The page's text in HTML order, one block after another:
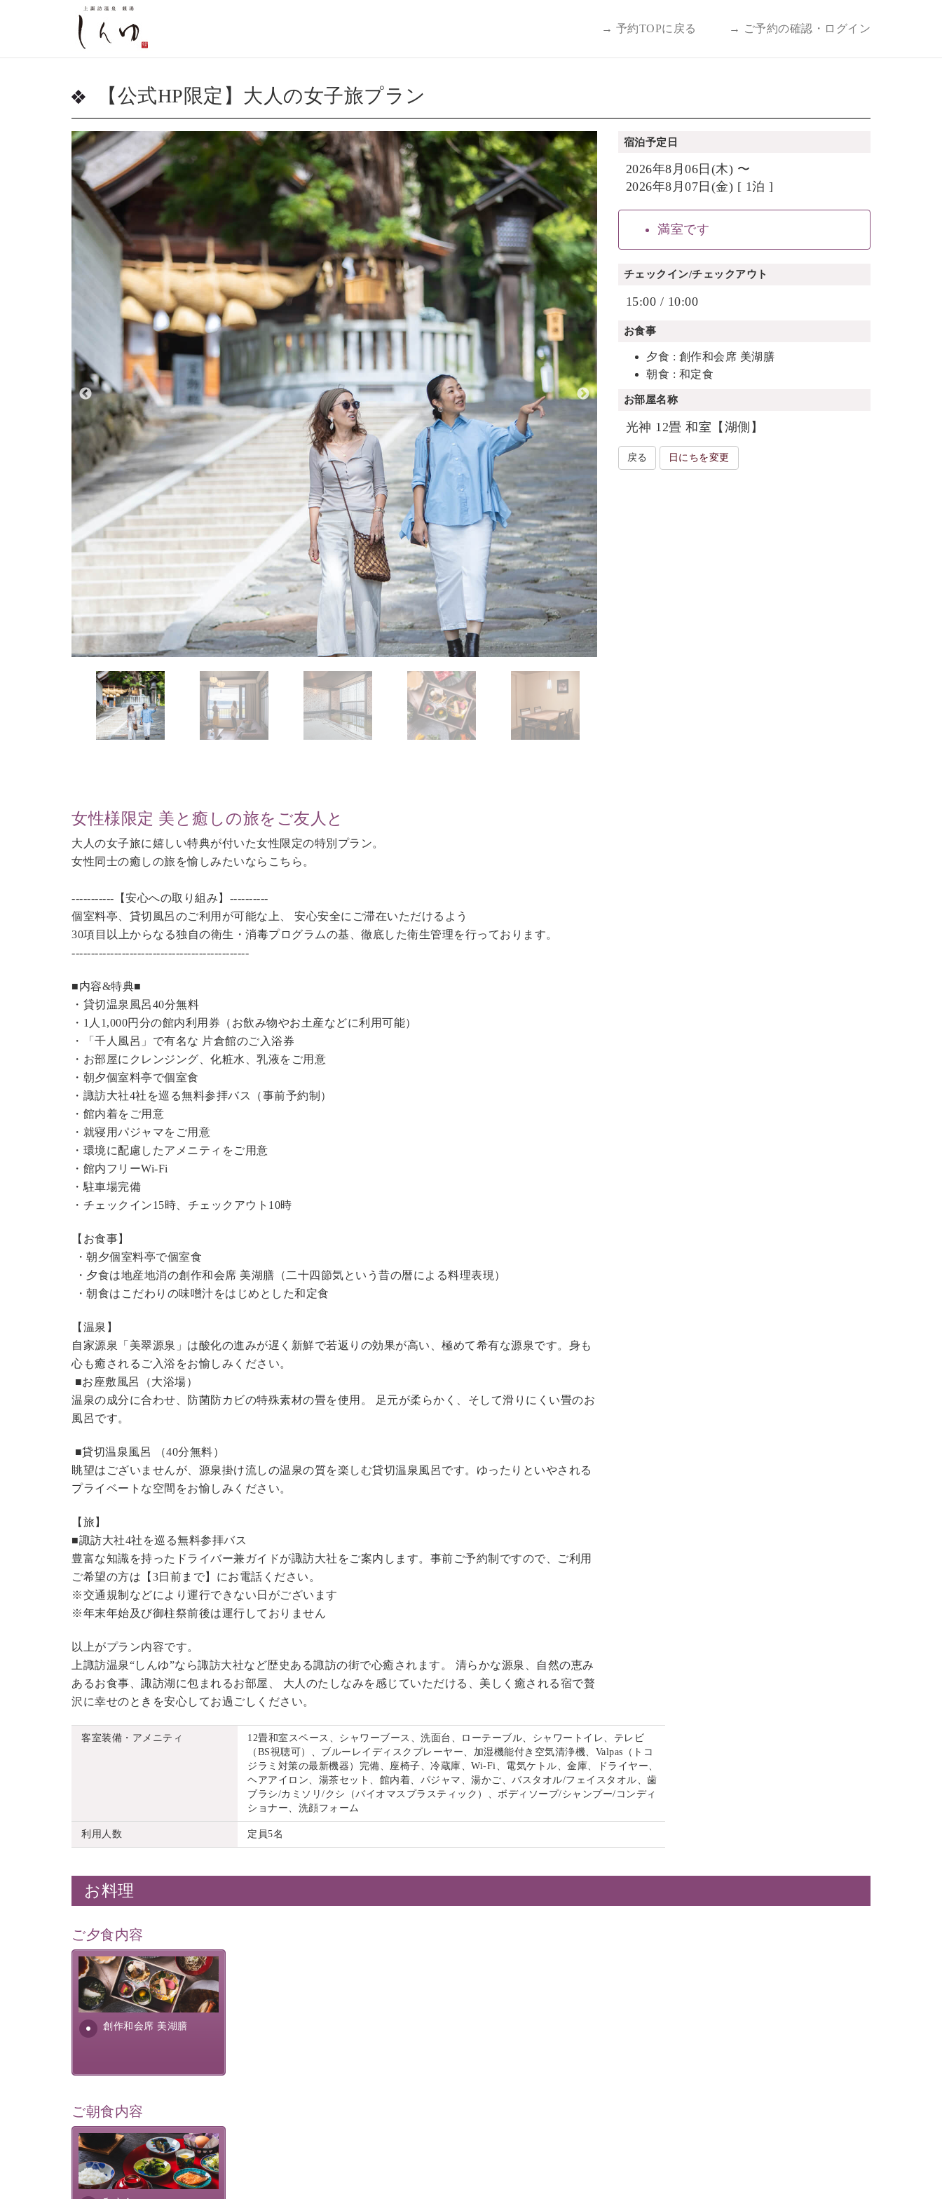
→ 予約TOPに戻る → ご予約の確認・ログイン
【公式HP限定】大人の女子旅プラン
女性様限定 美と癒しの旅をご友人と
大人の女子旅に嬉しい特典が付いた女性限定の特別プラン。
女性同士の癒しの旅を愉しみたいならこちら。
-----------【安心への取り組み】----------
個室料亭、貸切風呂のご利用が可能な上、 安心安全にご滞在いただけるよう
30項目以上からなる独自の衛生・消毒プログラムの基、徹底した衛生管理を行っております。
----------------------------------------------
■内容&特典■
・ 貸切温泉風呂40分無料
・1人1,000円分の館内利用券（お飲み物やお土産などに利用可能）
・「千人風呂」で有名な 片倉館のご入浴券
・お部屋にクレンジング、化粧水、乳液をご用意
・朝夕個室料亭で個室食
・諏訪大社4社を巡る無料参拝バス（事前予約制）
・館内着をご用意
・就寝用パジャマをご用意
・環境に配慮したアメニティをご用意
・館内フリーWi-Fi
・駐車場完備
・チェックイン15時、チェックアウト10時
【お食事】
・朝夕個室料亭で個室食
・夕食は地産地消の創作和会席 美湖膳（二十四節気という昔の暦による料理表現）
・朝食はこだわりの味噌汁をはじめとした和定食
【温泉】
自家源泉「美翠源泉」は酸化の進みが遅く新鮮で若返りの効果が高い、極めて希有な源泉です。身も
心も癒されるご入浴をお愉しみください。
■お座敷風呂（大浴場）
温泉の成分に合わせ、防菌防カビの特殊素材の畳を使用。 足元が柔らかく、そして滑りにくい畳のお
風呂です。
■貸切温泉風呂 （40分無料）
眺望はございませんが、源泉掛け流しの温泉の質を楽しむ貸切温泉風呂です。ゆったりといやされる
プライベートな空間をお愉しみください。
【旅】
■諏訪大社4社を巡る無料参拝バス
豊富な知識を持ったドライバー兼ガイドが諏訪大社をご案内します。 事前ご予約制ですので、ご利用
ご希望の方は【3日前まで】にお電話ください。
※交通規制などにより運行できない日がございます
※年末年始及び御柱祭前後は運行しておりません
以上がプラン内容です。
上諏訪温泉“しんゆ”なら諏訪大社など歴史ある諏訪の街で心癒されます。 清らかな源泉、自然の恵み
あるお食事、諏訪湖に包まれるお部屋、 大人のたしなみを感じていただける、美しく癒される宿で贅
沢に幸せのときを安心してお過ごしください。
宿泊予定日
2026年8月06日(木) 〜
2026年8月07日(金) [ 1泊 ]
満室です
チェックイン/チェックアウト
15:00 / 10:00
お食事
夕食 : 創作和会席 美湖膳
朝食 : 和定食
お部屋名称
光神 12畳 和室【湖側】
戻る 日にちを変更
客室装備・アメニティ
12畳和室スペース、シャワーブース、洗面台、ローテーブル、シャワートイレ、テレビ
（BS視聴可）、ブルーレイディスクプレーヤー、加湿機能付き空気清浄機、Valpas（トコ
ジラミ対策の最新機器）完備、座椅子、冷蔵庫、Wi-Fi、電気ケトル、金庫、ドライヤー、
ヘアアイロン、湯茶セット、館内着、パジャマ、湯かご、バスタオル/フェイスタオル、歯
ブラシ/カミソリ/クシ（バイオマスプラスティック）、ボディソープ/シャンプー/コンディ
ショナー、洗顔フォーム
利用人数 定員5名
お料理
ご夕食内容
創作和会席 美湖膳
美湖膳とは諏訪の地で特別を
提供する為に料理長・神原 裕
明が考え出した創作和会席で
す。美しい諏訪湖の幸...
ご朝食内容
さっぱりとした和食膳に使わ
れる食材は、諏訪の名産品を
ふんだんに取り入れ、安心・